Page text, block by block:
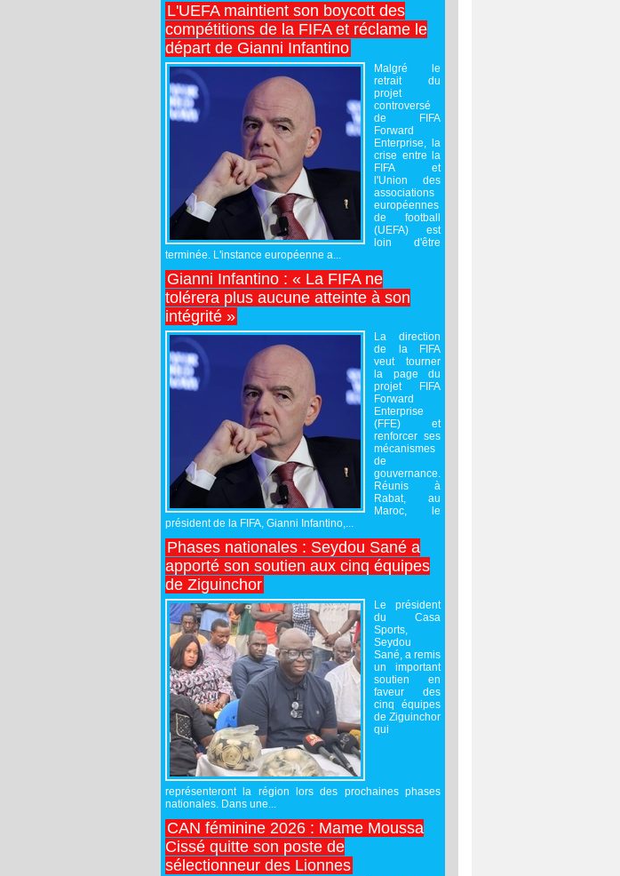
L'UEFA maintient son boycott des
compétitions de la FIFA et réclame le
départ de Gianni Infantino
Malgré le
retrait du
projet
controversé
de FIFA
Forward
Enterprise, la
crise entre la
FIFA et
l'Union des
associations
européennes
de football
(UEFA) est
loin d'être
terminée. L'instance européenne a...
Gianni Infantino : « La FIFA ne
tolérera plus aucune atteinte à son
intégrité »
La direction
de la FIFA
veut tourner
la page du
projet FIFA
Forward
Enterprise
(FFE) et
renforcer ses
mécanismes
de
gouvernance.
Réunis à
Rabat, au
Maroc, le
président de la FIFA, Gianni Infantino,...
Phases nationales : Seydou Sané a
apporté son soutien aux cinq équipes
de Ziguinchor
Le président
du Casa
Sports,
Seydou
Sané, a remis
un important
soutien en
faveur des
cinq équipes
de Ziguinchor
qui
représenteront la région lors des prochaines phases
nationales. Dans une...
CAN féminine 2026 : Mame Moussa
Cissé quitte son poste de
sélectionneur des Lionnes